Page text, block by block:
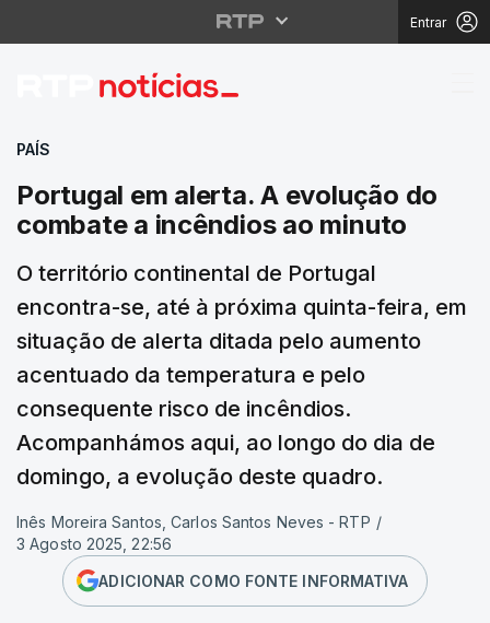
Entrar
Portugal em alerta. A
PAÍS
Portugal em alerta. A evolução do
combate a incêndios ao minuto
O território continental de Portugal
encontra-se, até à próxima quinta-feira, em
situação de alerta ditada pelo aumento
acentuado da temperatura e pelo
consequente risco de incêndios.
Acompanhámos aqui, ao longo do dia de
domingo, a evolução deste quadro.
Inês Moreira Santos, Carlos Santos Neves - RTP /
3 Agosto 2025, 22:56
ADICIONAR COMO FONTE INFORMATIVA